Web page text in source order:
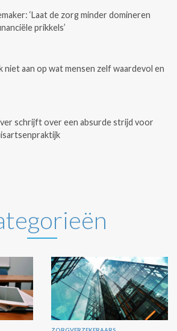
‘Laat de zorg minder domineren
prikkels’
niet aan op wat mensen zelf waardevol en
schrijft over een absurde strijd voor